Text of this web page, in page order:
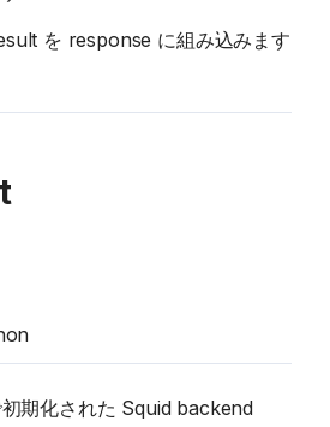
を response に組み込みます
期化された Squid backend